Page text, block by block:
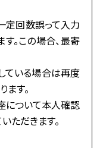
定回数誤って入力
。この場合、最寄
ている場合は再度
す。
について本人確認
ただきます。